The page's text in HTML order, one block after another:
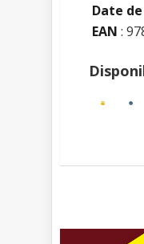
Date
EAN :